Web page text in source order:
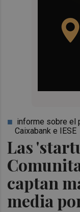
Las
captan
media
informe sobre el
Caixabank e IESE